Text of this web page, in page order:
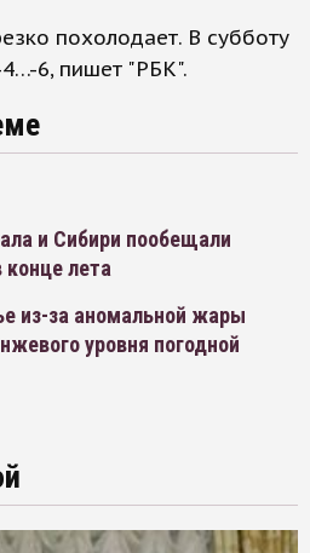
похолодает. В субботу
6, пишет "РБК".
и Сибири пообещали
лета
из-за аномальной жары
уровня погодной